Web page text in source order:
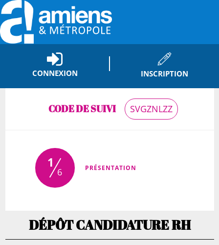
CONNEXION INSCRIPTION
CODE DE SUIVI SVGZNLZZ
1
6 PRÉSENTATION
DÉPÔT CANDIDATURE RH